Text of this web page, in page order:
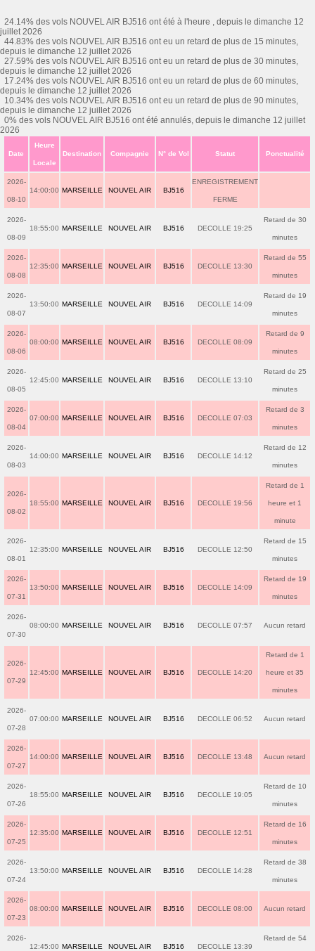
24.14% des vols NOUVEL AIR BJ516 ont été à l'heure , depuis le dimanche 12
juillet 2026
44.83% des vols NOUVEL AIR BJ516 ont eu un retard de plus de 15 minutes,
depuis le dimanche 12 juillet 2026
27.59% des vols NOUVEL AIR BJ516 ont eu un retard de plus de 30 minutes,
depuis le dimanche 12 juillet 2026
17.24% des vols NOUVEL AIR BJ516 ont eu un retard de plus de 60 minutes,
depuis le dimanche 12 juillet 2026
10.34% des vols NOUVEL AIR BJ516 ont eu un retard de plus de 90 minutes,
depuis le dimanche 12 juillet 2026
0% des vols NOUVEL AIR BJ516 ont été annulés, depuis le dimanche 12 juillet
2026
Date
Heure
Locale
Destination Compagnie N° de Vol Statut Ponctualité
2026-
08-10
14:00:00 MARSEILLE NOUVEL AIR BJ516
ENREGISTREMENT
FERME
2026-
08-09
18:55:00 MARSEILLE NOUVEL AIR BJ516 DECOLLE 19:25
Retard de 30
minutes
2026-
08-08
12:35:00 MARSEILLE NOUVEL AIR BJ516 DECOLLE 13:30
Retard de 55
minutes
2026-
08-07
13:50:00 MARSEILLE NOUVEL AIR BJ516 DECOLLE 14:09
Retard de 19
minutes
2026-
08-06
08:00:00 MARSEILLE NOUVEL AIR BJ516 DECOLLE 08:09
Retard de 9
minutes
2026-
08-05
12:45:00 MARSEILLE NOUVEL AIR BJ516 DECOLLE 13:10
Retard de 25
minutes
2026-
08-04
07:00:00 MARSEILLE NOUVEL AIR BJ516 DECOLLE 07:03
Retard de 3
minutes
2026-
08-03
14:00:00 MARSEILLE NOUVEL AIR BJ516 DECOLLE 14:12
Retard de 12
minutes
2026-
08-02
18:55:00 MARSEILLE NOUVEL AIR BJ516 DECOLLE 19:56
Retard de 1
heure et 1
minute
2026-
08-01
12:35:00 MARSEILLE NOUVEL AIR BJ516 DECOLLE 12:50
Retard de 15
minutes
2026-
07-31
13:50:00 MARSEILLE NOUVEL AIR BJ516 DECOLLE 14:09
Retard de 19
minutes
2026-
07-30
08:00:00 MARSEILLE NOUVEL AIR BJ516 DECOLLE 07:57 Aucun retard
2026-
07-29
12:45:00 MARSEILLE NOUVEL AIR BJ516 DECOLLE 14:20
Retard de 1
heure et 35
minutes
2026-
07-28
07:00:00 MARSEILLE NOUVEL AIR BJ516 DECOLLE 06:52 Aucun retard
2026-
07-27
14:00:00 MARSEILLE NOUVEL AIR BJ516 DECOLLE 13:48 Aucun retard
2026-
07-26
18:55:00 MARSEILLE NOUVEL AIR BJ516 DECOLLE 19:05
Retard de 10
minutes
2026-
07-25
12:35:00 MARSEILLE NOUVEL AIR BJ516 DECOLLE 12:51
Retard de 16
minutes
2026-
07-24
13:50:00 MARSEILLE NOUVEL AIR BJ516 DECOLLE 14:28
Retard de 38
minutes
2026-
07-23
08:00:00 MARSEILLE NOUVEL AIR BJ516 DECOLLE 08:00 Aucun retard
2026-
12:45:00 MARSEILLE NOUVEL AIR BJ516 DECOLLE 13:39
Retard de 54